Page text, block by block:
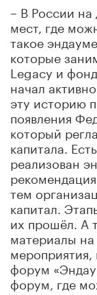
– В России
мест, где
такое
которые
Legacy и
начал
эту историю
появления
который
капитала.
реализован
тем
капитал.
их прошёл. А
материалы
форум
форум, где